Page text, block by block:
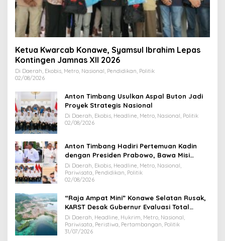
Ketua Kwarcab Konawe, Syamsul Ibrahim Lepas
Kontingen Jamnas XII 2026
Di Daerah, Ekobis, Metro, Nasional, Pendidikan, Politik
02/08/2026
Anton Timbang Usulkan Aspal Buton Jadi
Proyek Strategis Nasional
Di Daerah, Ekobis, Headline, Metro, Nasional, Politik
02/08/2026
Anton Timbang Hadiri Pertemuan Kadin
dengan Presiden Prabowo, Bawa Misi
Majukan Ekonomi Sultra
Di Daerah, Ekobis, Headline, Metro, Nasional,
Pariwisata, Pendidikan, Politik
02/08/2026
“Raja Ampat Mini” Konawe Selatan Rusak,
KARST Desak Gubernur Evaluasi Total
Dispar Sultra
Di Daerah, Headline, Hukrim, Metro, Nasional,
Pariwisata, Peristiwa, Pertambangan, Politik
31/07/2026